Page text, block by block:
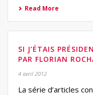
Read More
SI J’ÉTAIS
PAR FLORIAN
4 avril 2012
La série d’articles